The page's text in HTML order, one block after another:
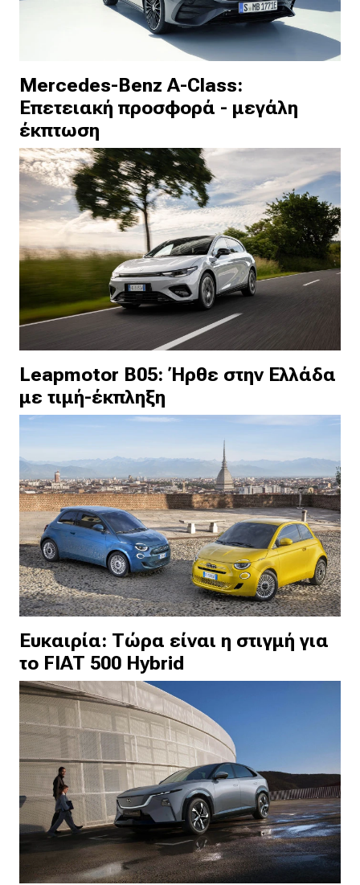
Mercedes-Benz A-Class:
Επετειακή προσφορά - μεγάλη
έκπτωση
Leapmotor B05: Ήρθε στην Ελλάδα
με τιμή-έκπληξη
Ευκαιρία: Τώρα είναι η στιγμή για
το FIAT 500 Hybrid